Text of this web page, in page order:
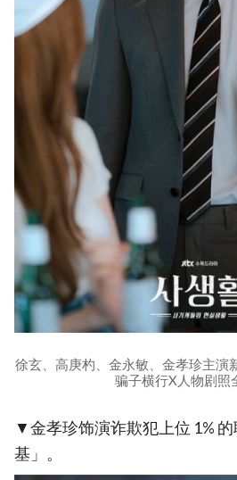
徐玄、高庚杓、金永敏、金孝珍主演
骗子横行X人物剧照
▼金孝珍饰演诈欺犯上位 1%
基」。